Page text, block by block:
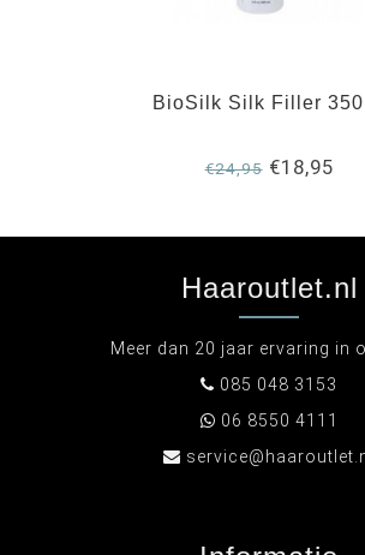
BioSilk Silk Filler
€24,95€18,95
Haaroutlet.nl
Meer dan 20 jaar ervaring in
085 048 3153
06 8550 4111